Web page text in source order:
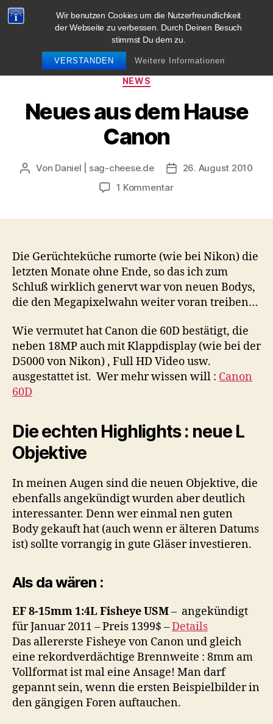
Wir benutzen Cookies um die Nutzerfreundlichkeit
der Webseite zu verbessen. Durch Deinen Besuch
stimmst Du dem zu.
VERSTANDEN Weitere Informationen
blog.sag-cheese.de
Kategorien
NEWS
Neues aus dem Hause
Canon
Beitragsautor
Von Daniel | sag-cheese.de Beitragsdatum
26. August 2010
1 Kommentarzu
Canon
Die Gerüchteküche rumorte (wie bei Nikon) die
letzten Monate ohne Ende, so das ich zum
Schluß wirklich genervt war von neuen Bodys,
die den Megapixelwahn weiter voran treiben…
Wie vermutet hat Canon die 60D bestätigt, die
neben 18MP auch mit Klappdisplay (wie bei der
D5000 von Nikon) , Full HD Video usw.
ausgestattet ist. Wer mehr wissen will : Canon
60D
Die echten Highlights : neue L
Objektive
In meinen Augen sind die neuen Objektive, die
ebenfalls angekündigt wurden aber deutlich
interessanter. Denn wer einmal nen guten
Body gekauft hat (auch wenn er älteren Datums
ist) sollte vorrangig in gute Gläser investieren.
Als da wären :
EF 8-15mm 1:4L Fisheye USM– angekündigt
für Januar 2011 – Preis 1399$ –Details
Das allererste Fisheye von Canon und gleich
eine rekordverdächtige Brennweite : 8mm am
Vollformat ist mal eine Ansage! Man darf
gepannt sein, wenn die ersten Beispielbilder in
den gängigen Foren auftauchen.